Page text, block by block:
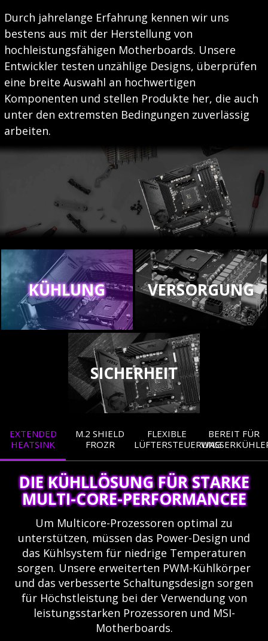
Durch jahrelange Erfahrung kennen wir uns
bestens aus mit der Herstellung von
hochleistungsfähigen Motherboards. Unsere
Entwickler testen unzählige Designs, überprüfen
eine breite Auswahl an hochwertigen
Komponenten und stellen Produkte her, die auch
unter den extremsten Bedingungen zuverlässig
arbeiten.
KÜHLUNG VERSORGUNG
SICHERHEIT
EXTENDED
HEATSINK
M.2 SHIELD
FROZR
FLEXIBLE
LÜFTERSTEUERUNG
BEREIT FÜR
DIE KÜHLLÖSUNG FÜR STARKE
MULTI-CORE-PERFORMANCEE
Um Multicore-Prozessoren optimal zu
unterstützen, müssen das Power-Design und
das Kühlsystem für niedrige Temperaturen
sorgen. Unsere erweiterten PWM-Kühlkörper
und das verbesserte Schaltungsdesign sorgen
für Höchstleistung bei der Verwendung von
leistungsstarken Prozessoren und MSI-
Motherboards.